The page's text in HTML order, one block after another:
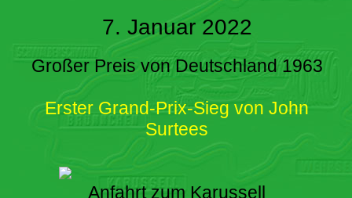
7. Januar 2022
Großer Preis von Deutschland 1963
Erster Grand-Prix-Sieg von John
Surtees
Anfahrt zum Karussell